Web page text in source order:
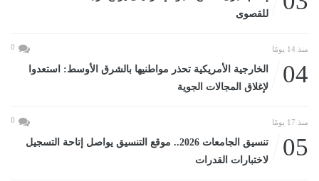
للقصوى
منذ 14 يومًا 0
04
الخارجية الأمريكية تحذر مواطنيها بالشرق الأوسط: استعدوا
لإغلاق المجالات الجوية
منذ 17 يومًا 0
05
تنسيق الجامعات 2026.. موقع التنسيق يواصل إتاحة التسجيل
لاختبارات القدرات